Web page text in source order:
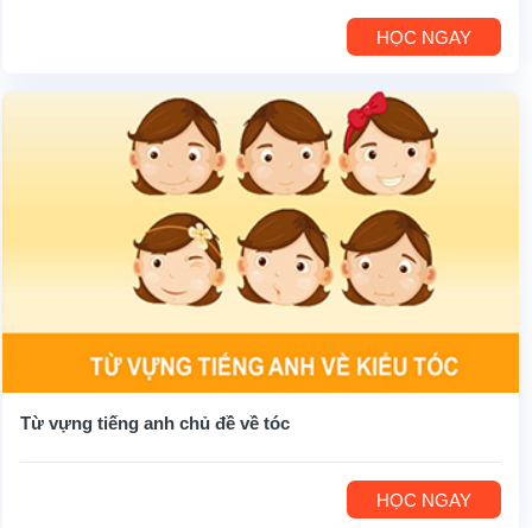
HỌC NGAY
Từ vựng tiếng anh chủ đề về tóc
HỌC NGAY